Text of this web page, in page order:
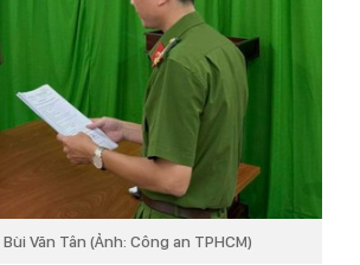
Văn Tân (Ảnh: Công an TPHCM)